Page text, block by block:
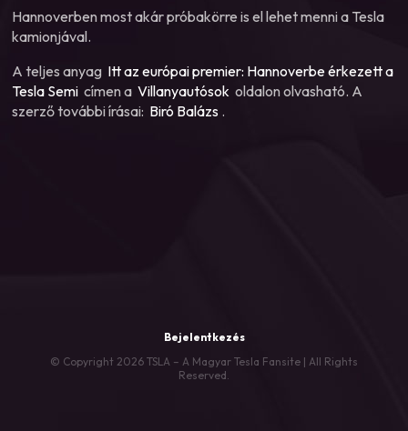
Hannoverben most akár próbakörre is el lehet menni a Tesla
kamionjával.
A teljes anyag Itt az európai premier: Hannoverbe érkezett a
Tesla Semi címen a Villanyautósok oldalon olvasható. A
szerző további írásai: Biró Balázs .
Bejelentkezés
© Copyright 2026 TSLA – A Magyar Tesla Fansite | All Rights
Reserved.